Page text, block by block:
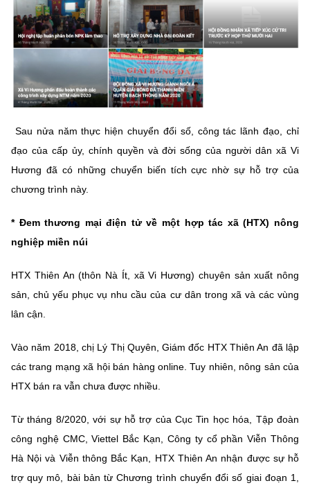
Sở hữu trí tuệ
Tiêu chuẩn, đo lường, chất lượng
Năng lượng nguyên tử
Tin địa phương
Lấy ý kiến người dân về dự thảo VBQPPL
Khoa học và Công nghệ
Đổi mới sáng tạo
Chuyển đổi số
Bưu chính, Viễn thông
Sở hữu trí tuệ
Tiêu chuẩn, đo lường, chất lượng
Multimedia
THƯ ĐIỆN TỬ
Khác
Videos
Infographic
Ảnh
Voice
Chọn ngôn ngữ
Vietnamese English
BỘ KHOA HỌC VÀ CÔNG NGHỆ
Điều khoản sử dụng Theo dõi MST:
Cơ quan chủ quản: Bộ Khoa học và Công nghệ (MST)
Chịu trách nhiệm nội dung: Nguyễn Thị Hải Hằng
Giám đốc Trung tâm Truyền thông Khoa học và Công nghệ.
Liên hệ
Sau nửa năm thực hiện chuyển đổi số, công tác lãnh đạo, chỉ
đạo của cấp ủy, chính quyền và đời sống của người dân xã Vi
Hương đã có những chuyển biến tích cực nhờ sự hỗ trợ của
chương trình này.
* Đem thương mại điện tử về một hợp tác xã (HTX) nông
nghiệp miền núi
HTX Thiên An (thôn Nà Ít, xã Vi Hương) chuyên sản xuất nông
sản, chủ yếu phục vụ nhu cầu của cư dân trong xã và các vùng
lân cận.
Vào năm 2018, chị Lý Thị Quyên, Giám đốc HTX Thiên An đã lập
các trang mạng xã hội bán hàng online. Tuy nhiên, nông sản của
HTX bán ra vẫn chưa được nhiều.
Từ tháng 8/2020, với sự hỗ trợ của Cục Tin học hóa, Tập đoàn
công nghệ CMC, Viettel Bắc Kạn, Công ty cổ phần Viễn Thông
Hà Nội và Viễn thông Bắc Kạn, HTX Thiên An nhận được sự hỗ
trợ quy mô, bài bản từ Chương trình chuyển đổi số giai đoạn 1,